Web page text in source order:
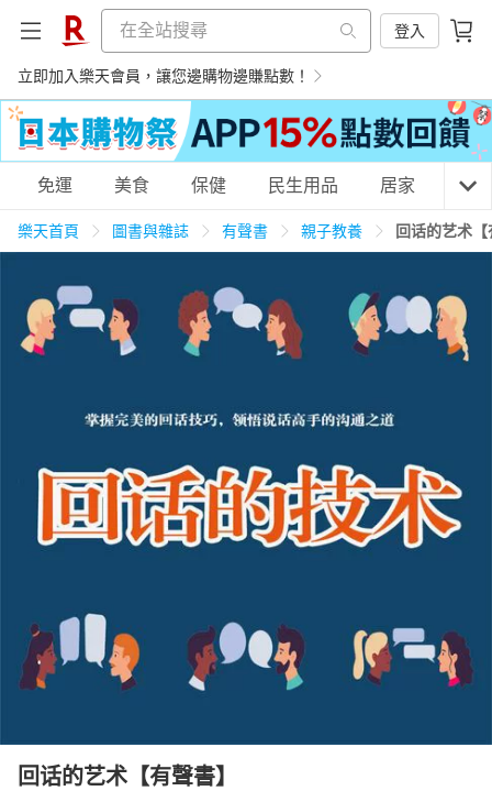
登入
立即加入樂天會員，讓您邊購物邊賺點數！
購物網分類
天天免運 美食蛋糕 養生保健 民生用品
女裝 男裝 化妝保養 情趣用品
免運 美食 保健 民生用品 居家 3C
樂天首頁 圖書與雜誌 有聲書 親子教養 回话的艺术
回话的艺术【有聲書】